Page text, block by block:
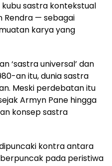
sastra kontekstual
Rendra — sebagai
karya yang
‘sastra universal’ dan
an itu, dunia sastra
Meski perdebatan itu
Armyn Pane hingga
konsep sastra
kontra antara
pada peristiwa